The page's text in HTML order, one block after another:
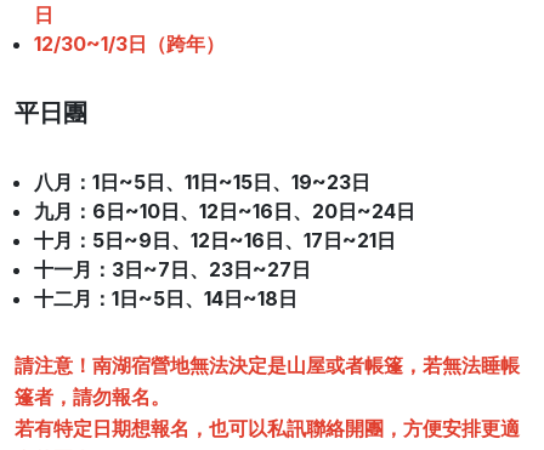
日
12/30~1/3日（跨年）
平日團
八月：1日~5日、11日~15日、19~23日
九月：6日~10日、12日~16日、20日~24日
十月：5日~9日、12日~16日、17日~21日
十一月：3日~7日、23日~27日
十二月：1日~5日、14日~18日
請注意！南湖宿營地無法決定是山屋或者帳篷，若無法睡帳
篷者，請勿報名。
若有特定日期想報名，也可以私訊聯絡開團，方便安排更適